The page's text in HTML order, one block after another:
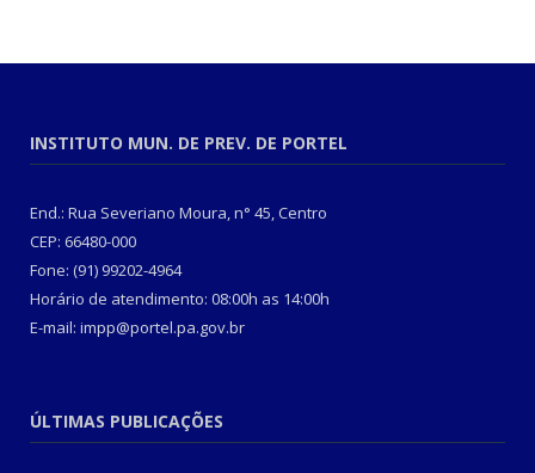
INSTITUTO MUN. DE PREV. DE PORTEL
End.: Rua Severiano Moura, n° 45, Centro
CEP: 66480-000
Fone: (91) 99202-4964
Horário de atendimento: 08:00h as 14:00h
E-mail: impp@portel.pa.gov.br
ÚLTIMAS PUBLICAÇÕES